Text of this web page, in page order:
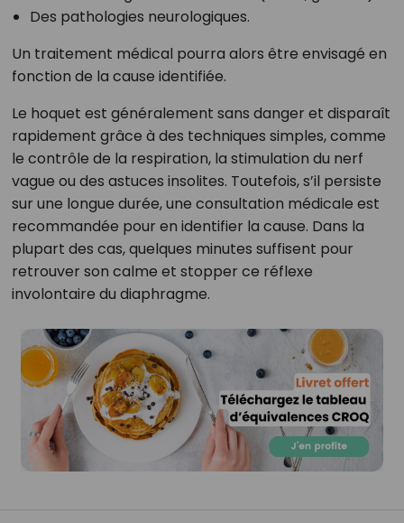
Des pathologies neurologiques.
Un traitement médical pourra alors être envisagé en
fonction de la cause identifiée.
Le hoquet est généralement sans danger et disparaît
rapidement grâce à des techniques simples, comme
le contrôle de la respiration, la stimulation du nerf
vague ou des astuces insolites. Toutefois, s’il persiste
sur une longue durée, une consultation médicale est
recommandée pour en identifier la cause. Dans la
plupart des cas, quelques minutes suffisent pour
retrouver son calme et stopper ce réflexe
involontaire du diaphragme.